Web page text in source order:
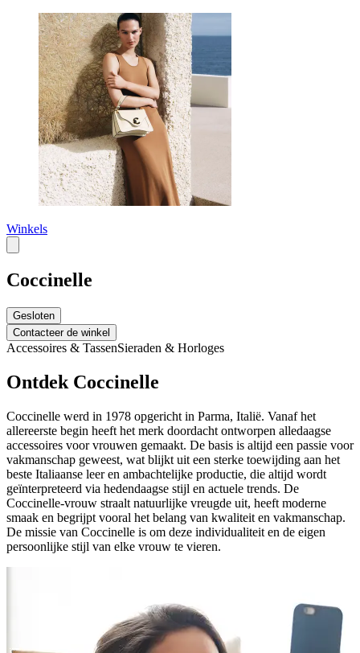
Winkels
Coccinelle
Gesloten
Contacteer de winkel
Accessoires & TassenSieraden & Horloges
Ontdek Coccinelle
Coccinelle werd in 1978 opgericht in Parma, Italië. Vanaf het
allereerste begin heeft het merk doordacht ontworpen alledaagse
accessoires voor vrouwen gemaakt. De basis is altijd een passie voor
vakmanschap geweest, wat blijkt uit een sterke toewijding aan het
beste Italiaanse leer en ambachtelijke productie, die altijd wordt
geïnterpreteerd via hedendaagse stijl en actuele trends. De
Coccinelle-vrouw straalt natuurlijke vreugde uit, heeft moderne
smaak en begrijpt vooral het belang van kwaliteit en vakmanschap.
De missie van Coccinelle is om deze individualiteit en de eigen
persoonlijke stijl van elke vrouw te vieren.